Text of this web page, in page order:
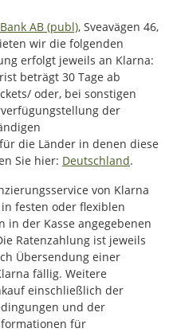
AB (publ), Sveavägen 46,
wir die folgenden
erfolgt jeweils an Klarna:
beträgt 30 Tage ab
oder, bei sonstigen
der
die Länder in denen diese
Sie hier: Deutschland.
von Klarna
festen oder flexiblen
in der Kasse angegebenen
Ratenzahlung ist jeweils
Übersendung einer
fällig. Weitere
einschließlich der
und der
für